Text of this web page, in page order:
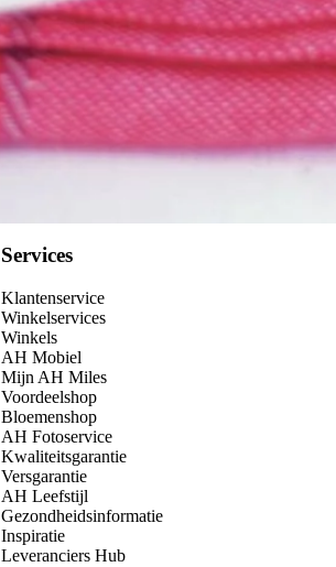
Services
Klantenservice
Winkelservices
Winkels
AH Mobiel
Mijn AH Miles
Voordeelshop
Bloemenshop
AH Fotoservice
Kwaliteitsgarantie
Versgarantie
AH Leefstijl
Gezondheidsinformatie
Inspiratie
Leveranciers Hub